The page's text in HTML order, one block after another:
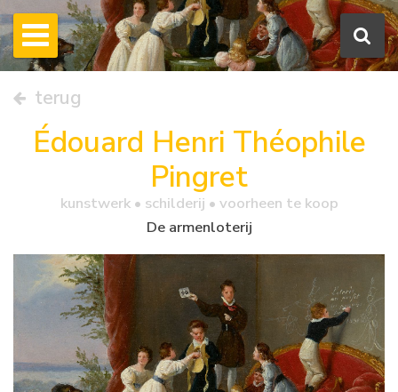
terug
Édouard Henri Théophile
Pingret
kunstwerk • schilderij • voorheen te koop
De armenloterij